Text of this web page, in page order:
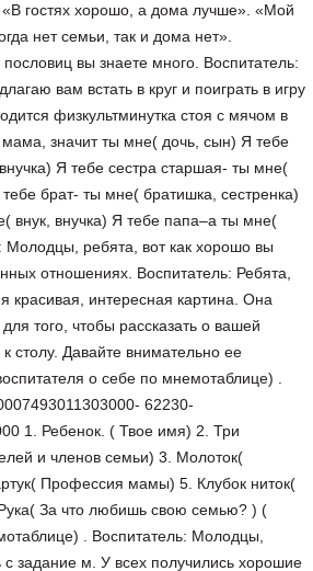
«В гостях хорошо, а дома лучше». «Мой
нет семьи, так и дома нет».
вы знаете много. Воспитатель:
вам встать в круг и поиграть в игру
физкультминутка стоя с мячом в
мама, значит ты мне( дочь, сын) Я тебе
Я тебе сестра старшая- ты мне(
брат- ты мне( братишка, сестренка)
внук, внучка) Я тебе папа–а ты мне(
Молодцы, ребята, вот как хорошо вы
отношениях. Воспитатель: Ребята,
красивая, интересная картина. Она
того, чтобы рассказать о вашей
столу. Давайте внимательно ее
о себе по мнемотаблице) .
62230-
1. Ребенок. ( Твое имя) 2. Три
и членов семьи) 3. Молоток(
Профессия мамы) 5. Клубок ниток(
За что любишь свою семью? ) (
. Воспитатель: Молодцы,
с задание м. У всех получились хорошие